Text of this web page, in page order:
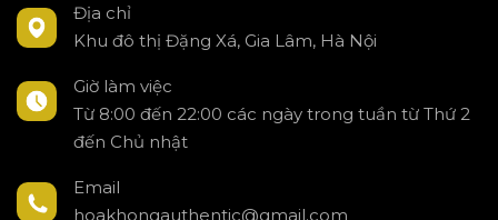
Địa chỉ
Khu đô thị Đặng Xá, Gia Lâm, Hà Nội
Giờ làm việc
Từ 8:00 đến 22:00 các ngày trong tuần từ Thứ 2
đến Chủ nhật
Email
hoakhongauthentic@gmail.com